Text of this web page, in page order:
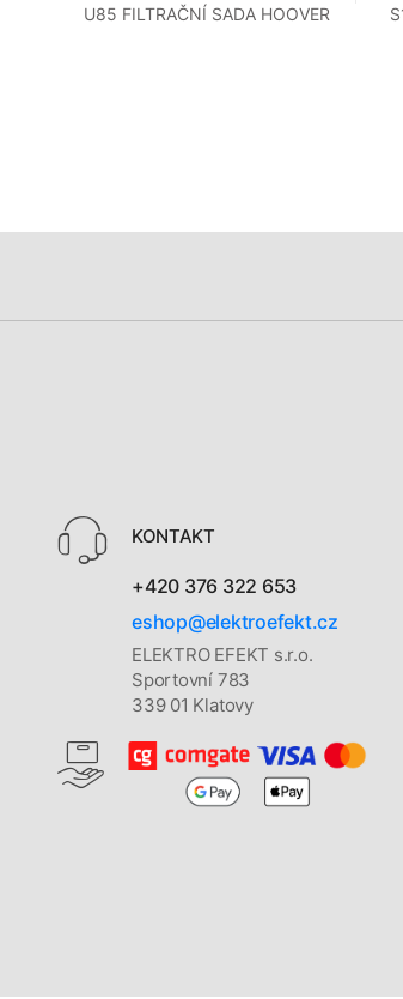
U85 FILTRAČNÍ SADA HOOVER
KONTAKT
+420 376 322 653
eshop@elektroefekt.cz
ELEKTRO EFEKT s.r.o.
Sportovní 783
339 01 Klatovy